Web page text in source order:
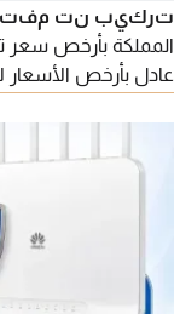
تركيب نت
عادل بأرخص الأسعار